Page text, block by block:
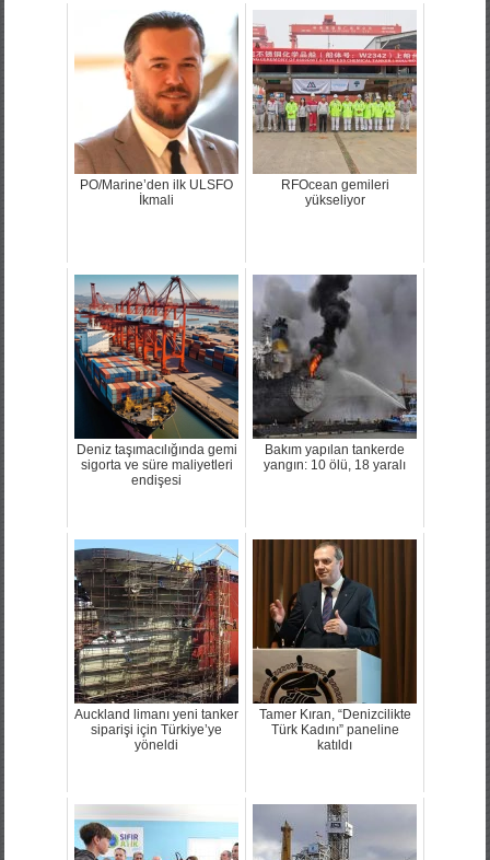
PO/Marine’den ilk ULSFO
İkmali
RFOcean gemileri
yükseliyor
Deniz taşımacılığında gemi
sigorta ve süre maliyetleri
endişesi
Bakım yapılan tankerde
yangın: 10 ölü, 18 yaralı
Auckland limanı yeni tanker
siparişi için Türkiye’ye
yöneldi
Tamer Kıran, “Denizcilikte
Türk Kadını” paneline
katıldı